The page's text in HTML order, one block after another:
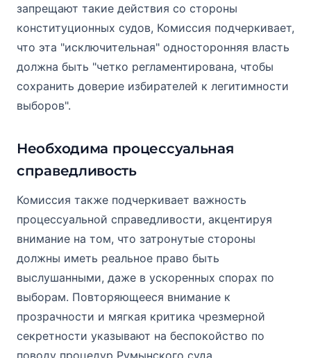
запрещают такие действия со стороны
конституционных судов, Комиссия подчеркивает,
что эта "исключительная" односторонняя власть
должна быть "четко регламентирована, чтобы
сохранить доверие избирателей к легитимности
выборов".
Необходима процессуальная
справедливость
Комиссия также подчеркивает важность
процессуальной справедливости, акцентируя
внимание на том, что затронутые стороны
должны иметь реальное право быть
выслушанными, даже в ускоренных спорах по
выборам. Повторяющееся внимание к
прозрачности и мягкая критика чрезмерной
секретности указывают на беспокойство по
поводу процедур Румынского суда.